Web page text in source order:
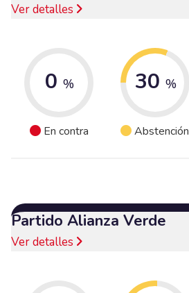
Ver detalles
0 %
En contra
30 %
Abstención
Partido Alianza Verde
Ver detalles